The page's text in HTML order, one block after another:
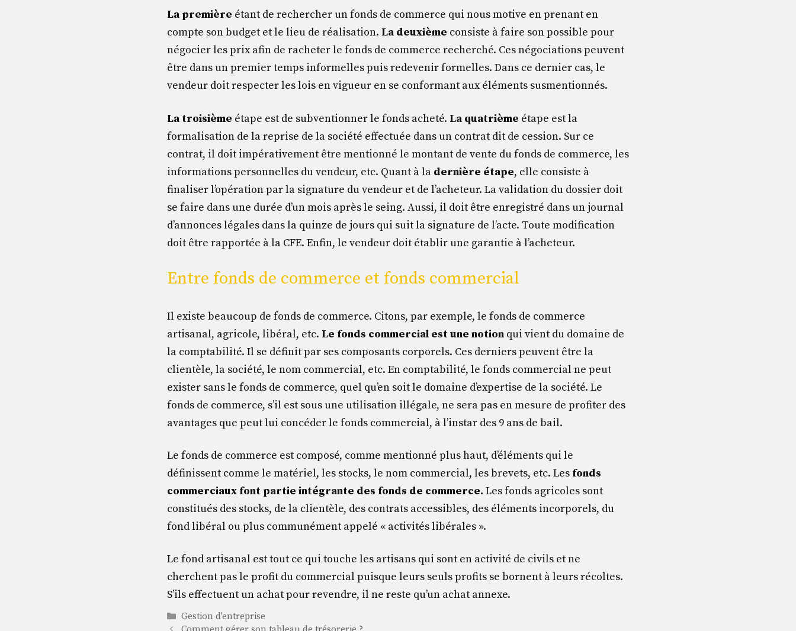
La première étant de rechercher un fonds de commerce qui nous motive en prenant en
compte son budget et le lieu de réalisation. La deuxième consiste à faire son possible pour
négocier les prix afin de racheter le fonds de commerce recherché. Ces négociations peuvent
être dans un premier temps informelles puis redevenir formelles. Dans ce dernier cas, le
vendeur doit respecter les lois en vigueur en se conformant aux éléments susmentionnés.
La troisième étape est de subventionner le fonds acheté. La quatrième étape est la
formalisation de la reprise de la société effectuée dans un contrat dit de cession. Sur ce
contrat, il doit impérativement être mentionné le montant de vente du fonds de commerce, les
informations personnelles du vendeur, etc. Quant à la dernière étape, elle consiste à
finaliser l’opération par la signature du vendeur et de l’acheteur. La validation du dossier doit
se faire dans une durée d’un mois après le seing. Aussi, il doit être enregistré dans un journal
d’annonces légales dans la quinze de jours qui suit la signature de l’acte. Toute modification
doit être rapportée à la CFE. Enfin, le vendeur doit établir une garantie à l’acheteur.
Entre fonds de commerce et fonds commercial
Il existe beaucoup de fonds de commerce. Citons, par exemple, le fonds de commerce
artisanal, agricole, libéral, etc. Le fonds commercial est une notion qui vient du domaine de
la comptabilité. Il se définit par ses composants corporels. Ces derniers peuvent être la
clientèle, la société, le nom commercial, etc. En comptabilité, le fonds commercial ne peut
exister sans le fonds de commerce, quel qu’en soit le domaine d’expertise de la société. Le
fonds de commerce, s’il est sous une utilisation illégale, ne sera pas en mesure de profiter des
avantages que peut lui concéder le fonds commercial, à l’instar des 9 ans de bail.
Le fonds de commerce est composé, comme mentionné plus haut, d’éléments qui le
définissent comme le matériel, les stocks, le nom commercial, les brevets, etc. Les fonds
commerciaux font partie intégrante des fonds de commerce. Les fonds agricoles sont
constitués des stocks, de la clientèle, des contrats accessibles, des éléments incorporels, du
fond libéral ou plus communément appelé « activités libérales ».
Le fond artisanal est tout ce qui touche les artisans qui sont en activité de civils et ne
cherchent pas le profit du commercial puisque leurs seuls profits se bornent à leurs récoltes.
S’ils effectuent un achat pour revendre, il ne reste qu’un achat annexe.
Catégories
Gestion d'entreprise